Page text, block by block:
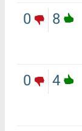
8
0
4
0